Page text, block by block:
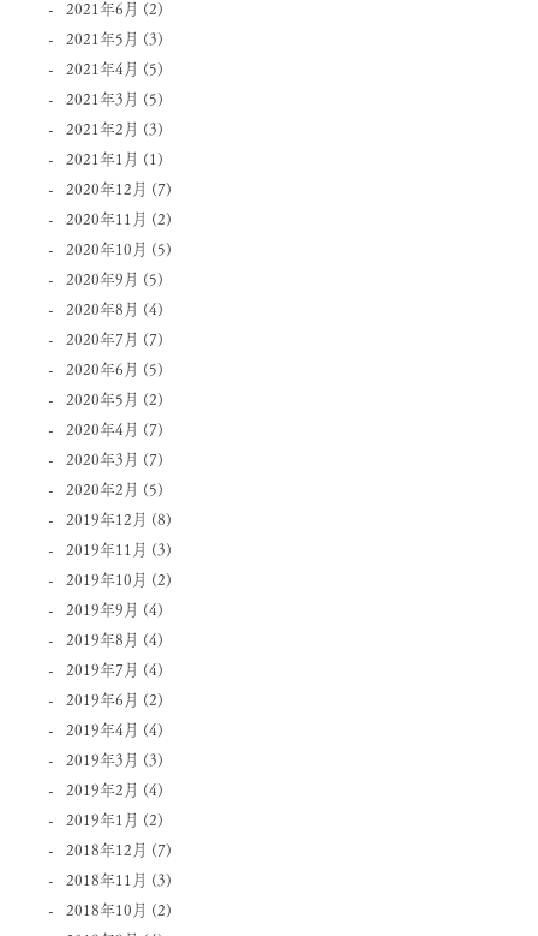
2021年6月 (2)
2021年5月 (3)
2021年4月 (5)
2021年3月 (5)
2021年2月 (3)
2021年1月 (1)
2020年12月 (7)
2020年11月 (2)
2020年10月 (5)
2020年9月 (5)
2020年8月 (4)
2020年7月 (7)
2020年6月 (5)
2020年5月 (2)
2020年4月 (7)
2020年3月 (7)
2020年2月 (5)
2019年12月 (8)
2019年11月 (3)
2019年10月 (2)
2019年9月 (4)
2019年8月 (4)
2019年7月 (4)
2019年6月 (2)
2019年4月 (4)
2019年3月 (3)
2019年2月 (4)
2019年1月 (2)
2018年12月 (7)
2018年11月 (3)
2018年10月 (2)